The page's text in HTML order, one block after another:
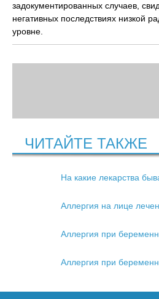
задокументированных случаев,
негативных последствиях низкой
уровне.
ЧИТАЙТЕ ТАКЖЕ
На какие лекарства
Аллергия на лице
Аллергия при
Аллергия при